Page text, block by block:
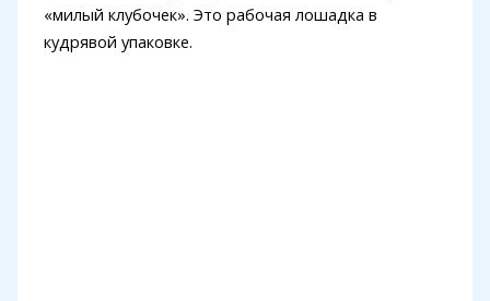
«милый клубочек». Это рабочая лошадка в
кудрявой упаковке.